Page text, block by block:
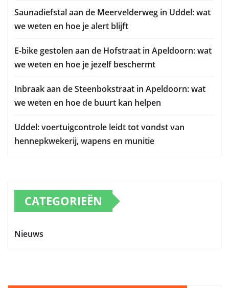
Saunadiefstal aan de Meervelderweg in Uddel: wat
we weten en hoe je alert blijft
E-bike gestolen aan de Hofstraat in Apeldoorn: wat
we weten en hoe je jezelf beschermt
Inbraak aan de Steenbokstraat in Apeldoorn: wat
we weten en hoe de buurt kan helpen
Uddel: voertuigcontrole leidt tot vondst van
hennepkwekerij, wapens en munitie
CATEGORIEËN
Nieuws